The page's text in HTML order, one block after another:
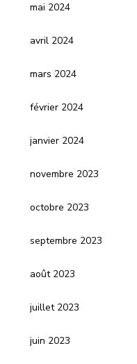
mai 2024
avril 2024
mars 2024
février 2024
janvier 2024
novembre 2023
octobre 2023
septembre 2023
août 2023
juillet 2023
juin 2023